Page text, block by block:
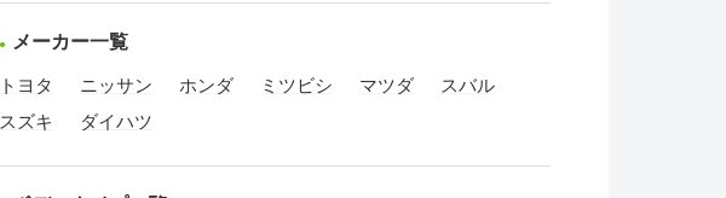
メーカー一覧
トヨタ ニッサン ホンダ ミツビシ マツダ
スバル
スズキ
ダイハツ